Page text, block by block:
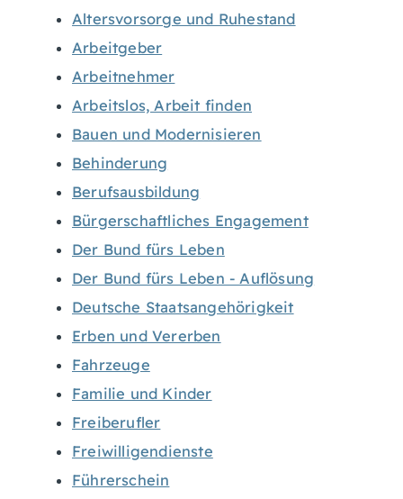
Altersvorsorge und Ruhestand
Arbeitgeber
Arbeitnehmer
Arbeitslos, Arbeit finden
Bauen und Modernisieren
Behinderung
Berufsausbildung
Bürgerschaftliches Engagement
Der Bund fürs Leben
Der Bund fürs Leben - Auflösung
Deutsche Staatsangehörigkeit
Erben und Vererben
Fahrzeuge
Familie und Kinder
Freiberufler
Freiwilligendienste
Führerschein